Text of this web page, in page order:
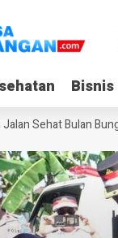
Bisnis
Bisnis
Sehat Bulan